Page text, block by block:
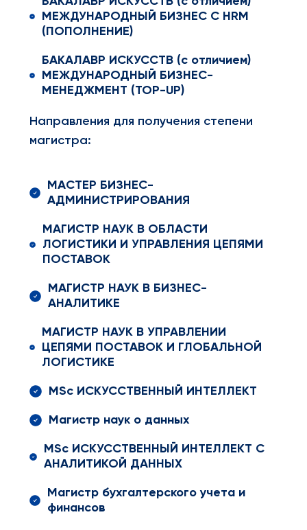
МЕЖДУНАРОДНЫЙ БИЗНЕС С HRM
(ПОПОЛНЕНИЕ)
БАКАЛАВР ИСКУССТВ (с отличием)
МЕЖДУНАРОДНЫЙ БИЗНЕС-
МЕНЕДЖМЕНТ (TOP-UP)
Направления для получения степени
магистра:
МАСТЕР БИЗНЕС-
АДМИНИСТРИРОВАНИЯ
МАГИСТР НАУК В ОБЛАСТИ
ЛОГИСТИКИ И УПРАВЛЕНИЯ ЦЕПЯМИ
ПОСТАВОК
МАГИСТР НАУК В БИЗНЕС-
АНАЛИТИКЕ
МАГИСТР НАУК В УПРАВЛЕНИИ
ЦЕПЯМИ ПОСТАВОК И ГЛОБАЛЬНОЙ
ЛОГИСТИКЕ
MSc ИСКУССТВЕННЫЙ ИНТЕЛЛЕКТ
Магистр наук о данных
MSc ИСКУССТВЕННЫЙ ИНТЕЛЛЕКТ С
АНАЛИТИКОЙ ДАННЫХ
Магистр бухгалтерского учета и
финансов